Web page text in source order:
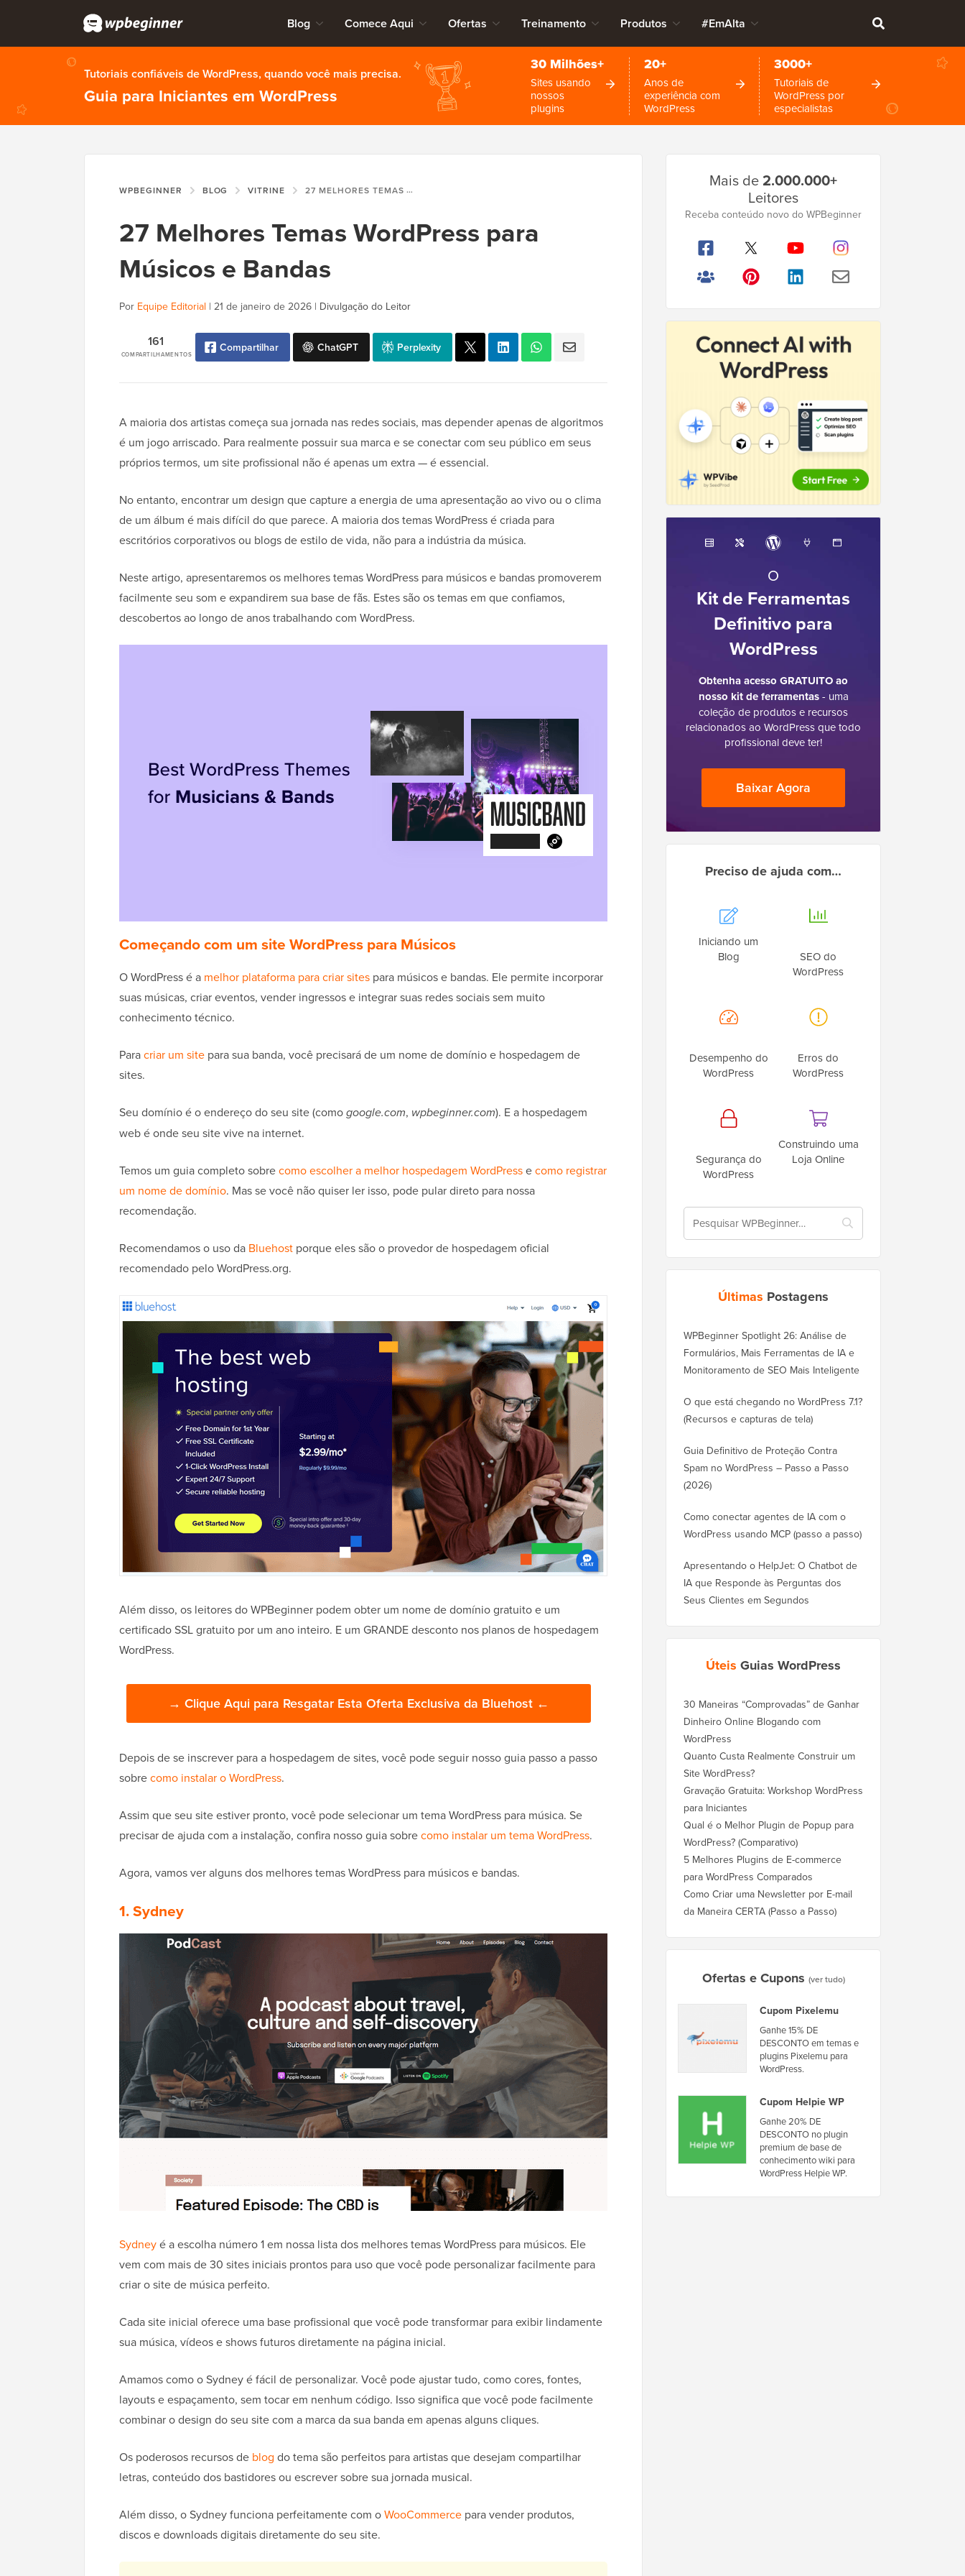
Blog Comece Aqui Ofertas Treinamento Produtos #EmAlta
Tutoriais confiáveis de WordPress, quando você mais precisa.
Guia para Iniciantes em WordPress
30 Milhões+
Sites usando
nossos
plugins
20+
Anos de
experiência com
WordPress
3000+
Tutoriais de
WordPress por
especialistas
WPBEGINNER BLOG VITRINE 27 MELHORES TEMAS WORDPRESS PARA MÚSICOS E BANDAS
27 Melhores Temas WordPress para
Músicos e Bandas
Por Equipe Editorial | 21 de janeiro de 2026 | Divulgação do Leitor
COMPARTILHAMENTOS
161 Compartilhar ChatGPT Perplexity
A maioria dos artistas começa sua jornada nas redes sociais, mas depender apenas de algoritmos
é um jogo arriscado. Para realmente possuir sua marca e se conectar com seu público em seus
próprios termos, um site profissional não é apenas um extra — é essencial.
No entanto, encontrar um design que capture a energia de uma apresentação ao vivo ou o clima
de um álbum é mais difícil do que parece. A maioria dos temas WordPress é criada para
escritórios corporativos ou blogs de estilo de vida, não para a indústria da música.
Neste artigo, apresentaremos os melhores temas WordPress para músicos e bandas promoverem
facilmente seu som e expandirem sua base de fãs. Estes são os temas em que confiamos,
descobertos ao longo de anos trabalhando com WordPress.
Começando com um site WordPress para Músicos
O WordPress é a melhor plataforma para criar sites para músicos e bandas. Ele permite incorporar
suas músicas, criar eventos, vender ingressos e integrar suas redes sociais sem muito
conhecimento técnico.
Paracriar um site para sua banda, você precisará de um nome de domínio e hospedagem de
sites.
Seu domínio é o endereço do seu site (comogoogle.com, wpbeginner.com). E a hospedagem
web é onde seu site vive na internet.
Temos um guia completo sobrecomo escolher a melhor hospedagem WordPressecomo registrar
um nome de domínio. Mas se você não quiser ler isso, pode pular direto para nossa
recomendação.
Recomendamos o uso da Bluehost porque eles são o provedor de hospedagem oficial
recomendado pelo WordPress.org.
Além disso, os leitores do WPBeginner podem obter um nome de domínio gratuito e um
certificado SSL gratuito por um ano inteiro. E um GRANDE desconto nos planos de hospedagem
WordPress.
→ Clique Aqui para Resgatar Esta Oferta Exclusiva da Bluehost ←
Depois de se inscrever para a hospedagem de sites, você pode seguir nosso guia passo a passo
sobrecomo instalar o WordPress.
Assim que seu site estiver pronto, você pode selecionar um tema WordPress para música. Se
precisar de ajuda com a instalação, confira nosso guia sobrecomo instalar um tema WordPress.
Agora, vamos ver alguns dos melhores temas WordPress para músicos e bandas.
1. Sydney
Sydneyé a escolha número 1 em nossa lista dos melhores temas WordPress para músicos. Ele
vem com mais de 30 sites iniciais prontos para uso que você pode personalizar facilmente para
criar o site de música perfeito.
Cada site inicial oferece uma base profissional que você pode transformar para exibir lindamente
sua música, vídeos e shows futuros diretamente na página inicial.
Amamos como o Sydney é fácil de personalizar. Você pode ajustar tudo, como cores, fontes,
layouts e espaçamento, sem tocar em nenhum código. Isso significa que você pode facilmente
combinar o design do seu site com a marca da sua banda em apenas alguns cliques.
Os poderosos recursos de blog do tema são perfeitos para artistas que desejam compartilhar
letras, conteúdo dos bastidores ou escrever sobre sua jornada musical.
Além disso, o Sydney funciona perfeitamente com oWooCommerce para vender produtos,
discos e downloads digitais diretamente do seu site.
Lateral
Principal
Mais de2.000.000+
Leitores
Receba conteúdo novo do WPBeginner
O
Kit de Ferramentas
Definitivo para
WordPress
Obtenha acesso GRATUITO ao
nosso kit de ferramentas- uma
coleção de produtos e recursos
relacionados ao WordPress que todo
profissional deve ter!
Baixar Agora
Preciso de ajuda com…
Iniciando um
Blog
SEO do
WordPress
Desempenho do
WordPress
Erros do
WordPress
Segurança do
WordPress
Construindo uma
Loja Online
Últimas Postagens
WPBeginner Spotlight 26: Análise de
Formulários, Mais Ferramentas de IA e
Monitoramento de SEO Mais Inteligente
O que está chegando no WordPress 7.1?
(Recursos e capturas de tela)
Guia Definitivo de Proteção Contra
Spam no WordPress – Passo a Passo
(2026)
Como conectar agentes de IA com o
WordPress usando MCP (passo a passo)
Apresentando o HelpJet: O Chatbot de
IA que Responde às Perguntas dos
Seus Clientes em Segundos
Úteis Guias WordPress
30 Maneiras “Comprovadas” de Ganhar
Dinheiro Online Blogando com
WordPress
Quanto Custa Realmente Construir um
Site WordPress?
Gravação Gratuita: Workshop WordPress
para Iniciantes
Qual é o Melhor Plugin de Popup para
WordPress? (Comparativo)
5 Melhores Plugins de E-commerce
para WordPress Comparados
Como Criar uma Newsletter por E-mail
da Maneira CERTA (Passo a Passo)
Ofertas e Cupons (ver tudo)
Cupom Pixelemu
Ganhe 15% DE
DESCONTO em temas e
plugins Pixelemu para
WordPress.
Cupom Helpie WP
Ganhe 20% DE
DESCONTO no plugin
premium de base de
conhecimento wiki para
WordPress Helpie WP.